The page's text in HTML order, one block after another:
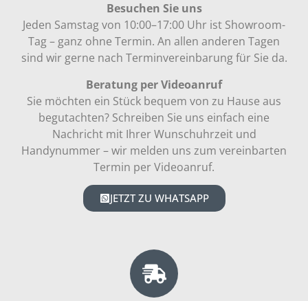
Besuchen Sie uns
Jeden Samstag von 10:00–17:00 Uhr ist Showroom-
Tag – ganz ohne Termin. An allen anderen Tagen
sind wir gerne nach Terminvereinbarung für Sie da.
Beratung per Videoanruf
Sie möchten ein Stück bequem von zu Hause aus
begutachten? Schreiben Sie uns einfach eine
Nachricht mit Ihrer Wunschuhrzeit und
Handynummer – wir melden uns zum vereinbarten
Termin per Videoanruf.
JETZT ZU WHATSAPP